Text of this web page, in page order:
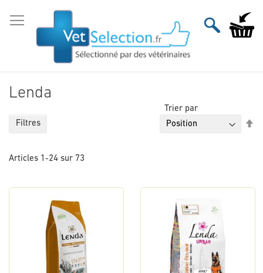
au
contenu
Mon
Lenda
Articles 1 -24 sur 73
Trier par
Filtres